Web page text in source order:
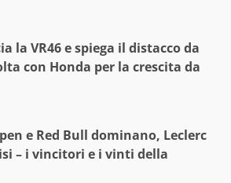
la VR46 e spiega il distacco da
con Honda per la crescita da
e Red Bull dominano, Leclerc
– i vincitori e i vinti della